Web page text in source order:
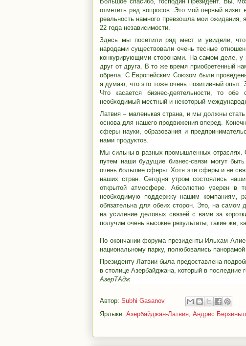
отметить ряд вопросов. Это мой первый
реальность намного превзошла мои
22 года независимости.
Здесь мы посетили ряд мест и увидели,
народами существовали очень тесные
конкурирующими сторонами. На самом деле, у
друг от друга. В то же время приобретенный
обрела. С Европейским Союзом были
я думаю, что это тоже очень позитивный
Что касается бизнес-деятельности, то обе
необходимый местный и некоторый
Латвия – маленькая страна, и мы должны
основа для нашего продвижения вперед.
сферы науки, образования и
нами продуктов.
Мы сильны в разных промышленных
путем наши будущие бизнес-связи могут
очень большие сферы. Хотя эти сферы и не
наших стран. Сегодня утром состоялись
открытой атмосфере. Абсолютно уверен в
необходимую поддержку нашим компаниям,
обязательна для обеих сторон. Это, на самом
на усиление деловых связей с вами за
получим очень высокие результаты, такие же,
По окончании форума президенты Ильхам
национальному парку, полюбовались панорамой
Президенту Латвии была предоставлена
в столице Азербайджана, который в последние
АзерТАдж
Автор: Subhi Gasanov
Ярлыки: Азербайджан-Латвия, Андрис Берзиньш